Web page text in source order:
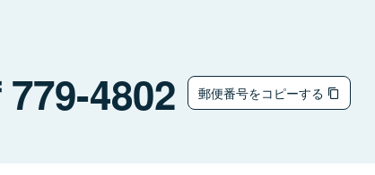
779-4802 郵便番号をコピーする